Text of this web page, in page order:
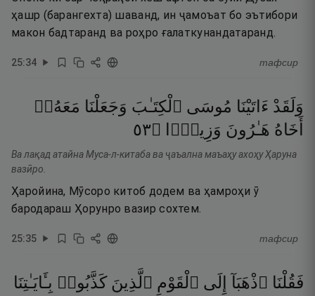
ҳашр (барангехта) шаванд, ин ҷамоъат бо эътибори
макон бадтаранд ва роҳро ғалаткунандатаранд.
25:34 тафсир
وَلَقَدْ ءَاتَيْنَا مُوسَى ٱلْكِتَـٰبَ وَجَعَلْنَا مَعَهُۥٓ
أَخَاهُ هَـٰرُونَ وَزِيرًۭا ۝٣٥
Ва лақад атайна Муса-л-китаба ва ҷаъална маъаҳу ахоҳу Ҳаруна
вазӣро.
Ҳаройина, Мӯсоро китоб додем ва ҳамроҳи ӯ
бародараш Ҳорунро вазир сохтем.
25:35 тафсир
فَقُلْنَا ٱذْهَبَآ إِلَى ٱلْقَوْمِ ٱلَّذِينَ كَذَّبُوا۟ بِـَٔايَـٰتِنَا